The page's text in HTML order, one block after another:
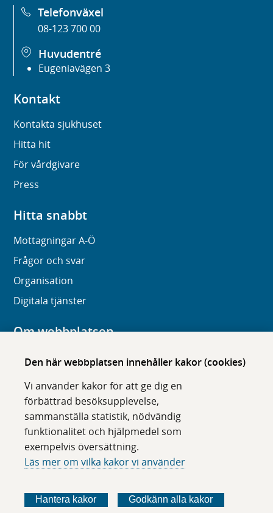
Den här webbplatsen innehåller kakor (cookies)
Vi använder kakor för att ge dig en
förbättrad besöksupplevelse,
sammanställa statistik, nödvändig
funktionalitet och hjälpmedel som
exempelvis översättning.
Läs mer om vilka kakor vi använder
Hantera kakor Godkänn alla kakor
Telefonväxel
08-123 700 00
Huvudentré
Eugeniavägen 3
Kontakt
Kontakta sjukhuset
Hitta hit
För vårdgivare
Press
Hitta snabbt
Mottagningar A-Ö
Frågor och svar
Organisation
Digitala tjänster
Om webbplatsen
Om karolinska.se
Tillgänglighet
Om cookies
Följ oss i sociala medier
ö
l
ö
l
ö
l